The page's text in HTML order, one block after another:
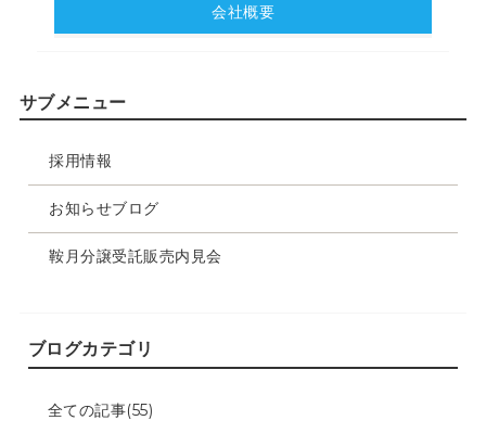
会社概要
サブメニュー
採用情報
お知らせブログ
鞍月分譲受託販売内見会
ブログカテゴリ
全ての記事(55)